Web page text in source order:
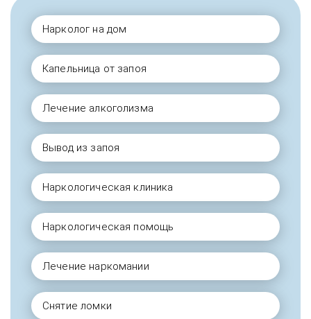
Нарколог на дом
Капельница от запоя
Лечение алкоголизма
Вывод из запоя
Наркологическая клиника
Наркологическая помощь
Лечение наркомании
Снятие ломки